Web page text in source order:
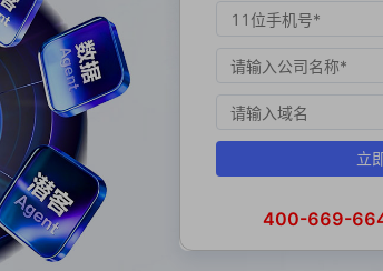
立
400-669-